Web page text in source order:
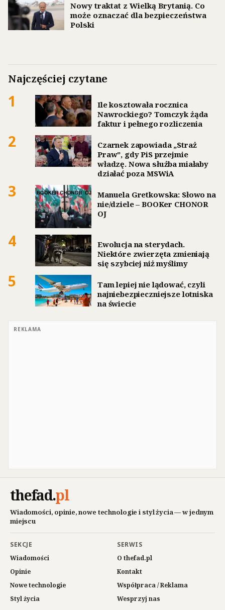
Nowy traktat z Wielką Brytanią. Co
może oznaczać dla bezpieczeństwa
Polski
Najczęściej czytane
1
Ile kosztowała rocznica
Nawrockiego? Tomczyk żąda
faktur i pełnego rozliczenia
2
Czarnek zapowiada „Straż
Praw”, gdy PiS przejmie
władzę. Nowa służba miałaby
działać poza MSWiA
3
Manuela Gretkowska: Słowo na
nie/dziele – BOOKer CHONOR
OJ
4
Ewolucja na sterydach.
Niektóre zwierzęta zmieniają
się szybciej niż myślimy
5
Tam lepiej nie lądować, czyli
najniebezpieczniejsze lotniska
na świecie
REKLAMA
thefad.pl
Wiadomości, opinie, nowe technologie i styl życia — w jednym
miejscu
SEKCJE
Wiadomości
Opinie
Nowe technologie
Styl życia
SERWIS
O thefad.pl
Kontakt
Współpraca / Reklama
Wesprzyj nas